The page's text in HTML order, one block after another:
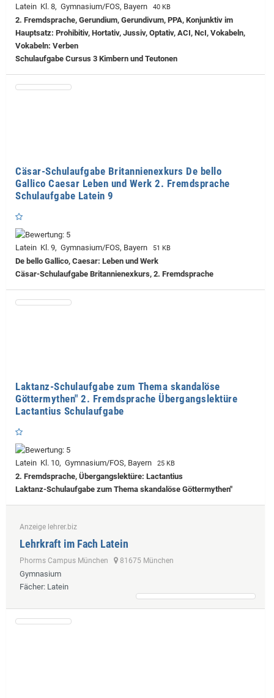
Latein Kl. 8, Gymnasium/FOS, Bayern 40 KB
2. Fremdsprache, Gerundium, Gerundivum, PPA, Konjunktiv im
Hauptsatz: Prohibitiv, Hortativ, Jussiv, Optativ, ACI, NcI, Vokabeln,
Vokabeln: Verben
Schulaufgabe Cursus 3 Kimbern und Teutonen
Cäsar-Schulaufgabe Britannienexkurs De bello
Gallico Caesar Leben und Werk 2. Fremdsprache
Schulaufgabe Latein 9
Latein Kl. 9, Gymnasium/FOS, Bayern 51 KB
De bello Gallico, Caesar: Leben und Werk
Cäsar-Schulaufgabe Britannienexkurs, 2. Fremdsprache
Laktanz-Schulaufgabe zum Thema skandalöse
Göttermythen" 2. Fremdsprache Übergangslektüre
Lactantius Schulaufgabe
Latein Kl. 10, Gymnasium/FOS, Bayern 25 KB
2. Fremdsprache, Übergangslektüre: Lactantius
Laktanz-Schulaufgabe zum Thema skandalöse Göttermythen"
Anzeige lehrer.biz
Lehrkraft im Fach Latein
Phorms Campus München 81675 München
Gymnasium
Fächer: Latein